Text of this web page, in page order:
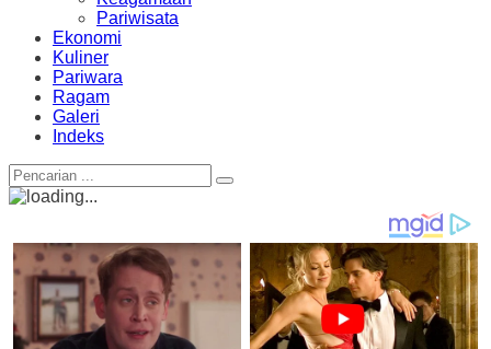
Pariwisata
Ekonomi
Kuliner
Pariwara
Ragam
Galeri
Indeks